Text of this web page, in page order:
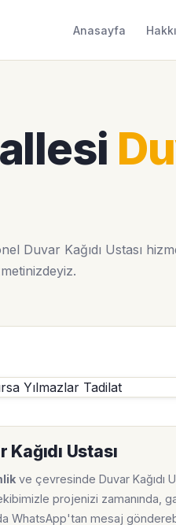
Anasayfa
Duvar Kağıdı Ustası
Ustası
ve çevresinde Duvar Kağıdı
projenizi zamanında,
WhatsApp'tan mesaj